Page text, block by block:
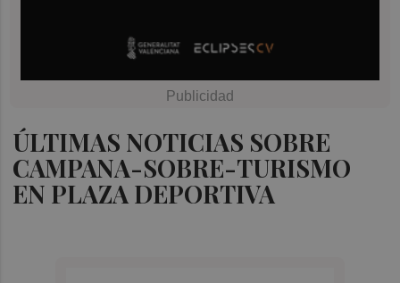
ÚLTIMAS NOTICIAS SOBRE
CAMPANA-SOBRE-TURISMO
EN PLAZA DEPORTIVA